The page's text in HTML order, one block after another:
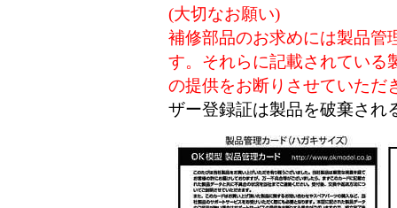
(大切なお願い)
補修部品のお求めには製品管
す。それらに記載されている
の提供をお断りさせていただ
ザー登録証は製品を破棄され